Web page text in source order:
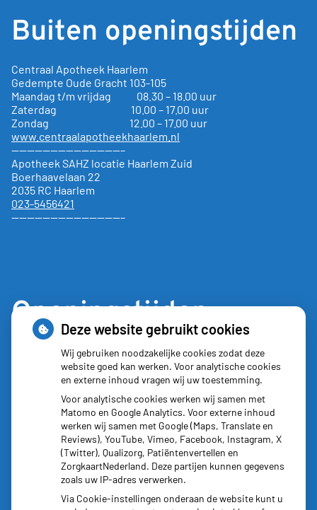
Buiten openingstijden
Centraal Apotheek Haarlem
Gedempte Oude Gracht 103-105
Maandag t/m vrijdag 08.30 – 18.00 uur
Zaterdag 10.00 – 17.00 uur
Zondag 12.00 – 17.00 uur
www.centraalapotheekhaarlem.nl
——————————————–
Apotheek SAHZ locatie Haarlem Zuid
Boerhaavelaan 22
2035 RC Haarlem
023-5456421
——————————————–
Openingstijden
8:30 - 17:30
8:30 - 17:30
Woensdag:
8:30 - 17:30
Donderdag:
8:30 - 17:30
8:30 - 17:30
Deze website gebruikt cookies
Wij gebruiken noodzakelijke cookies zodat deze
website goed kan werken. Voor analytische cookies
en externe inhoud vragen wij uw toestemming.
Voor analytische cookies werken wij samen met
Matomo en Google Analytics. Voor externe inhoud
werken wij samen met Google (Maps, Translate en
Reviews), YouTube, Vimeo, Facebook, Instagram, X
(Twitter), Qualizorg, Patiëntenvertellen en
ZorgkaartNederland. Deze partijen kunnen gegevens
zoals uw IP-adres verwerken.
Via Cookie-instellingen onderaan de website kunt u